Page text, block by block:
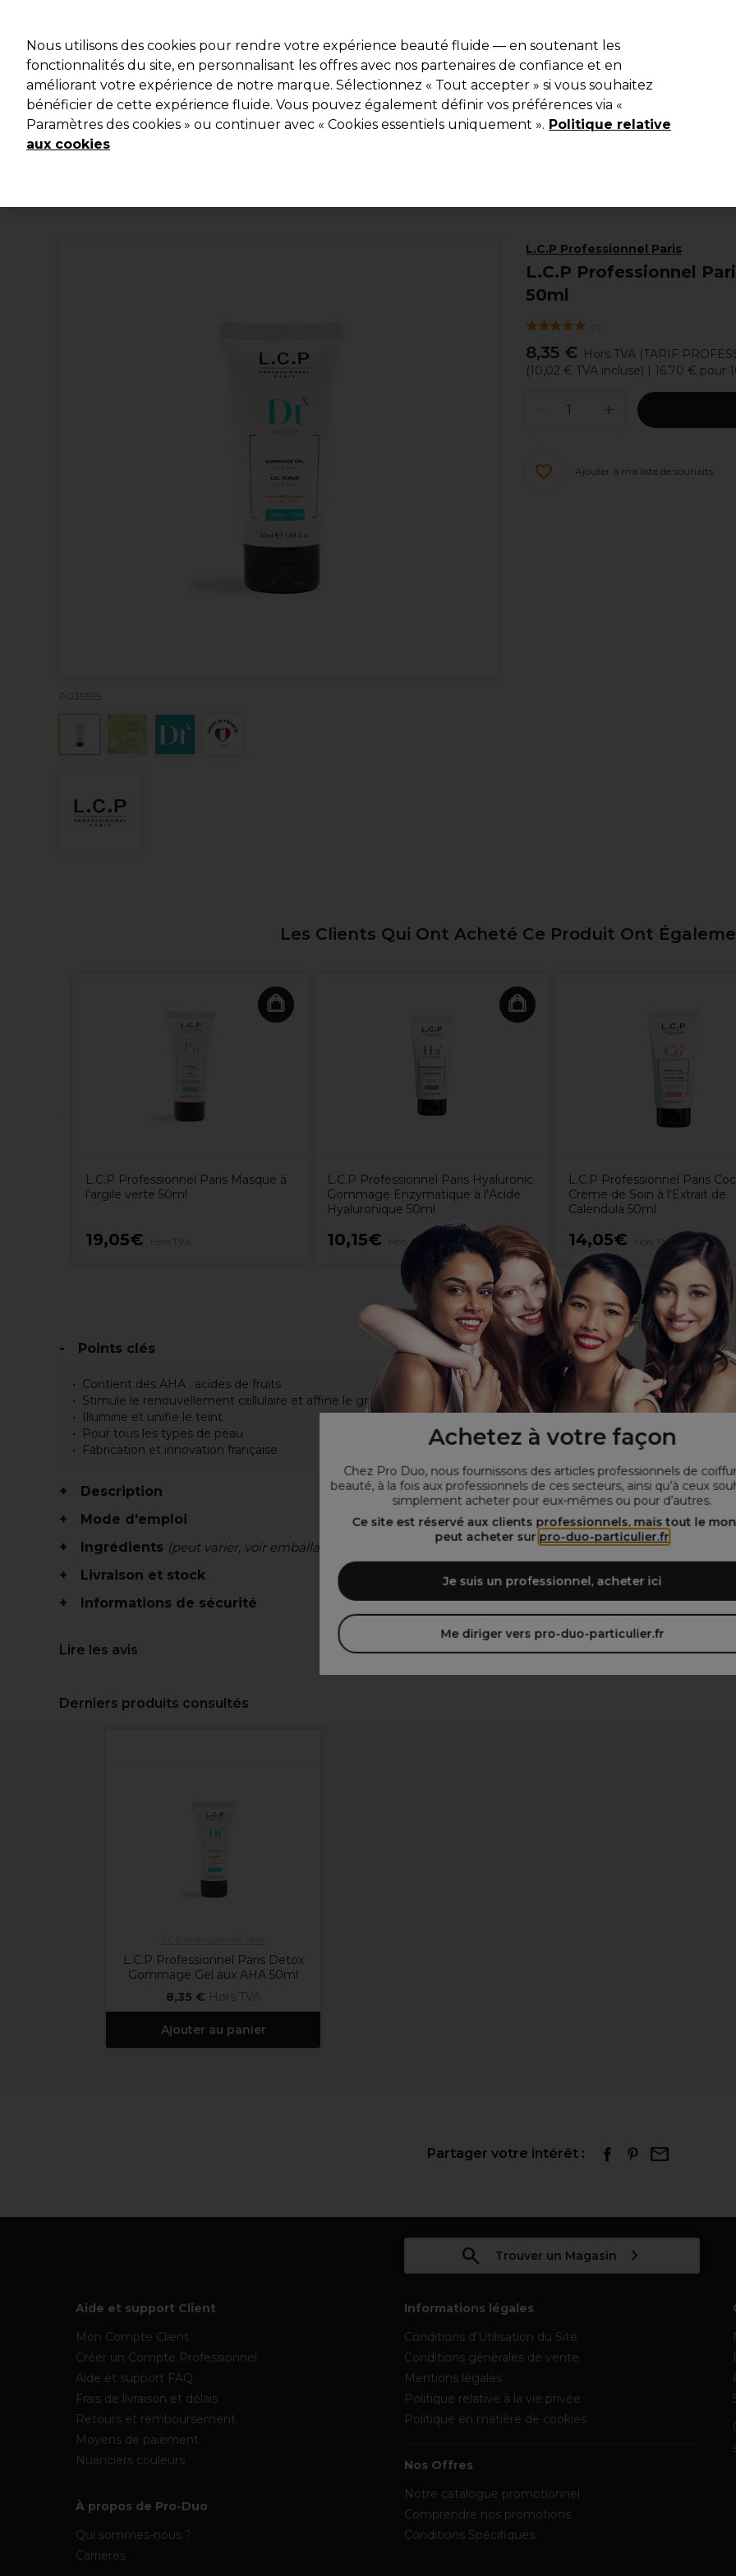
Achetez à votre façon
Chez Pro Duo, nous fournissons des articles professionnels de
beauté, à la fois aux professionnels de ces secteurs, ainsi qu’à ceux
simplement acheter pour eux-mêmes ou pour d’autres.
Ce site est réservé aux clients professionnels, mais tout le
peut acheter sur pro-duo-particulier.fr
Je suis un professionnel, acheter ici
Me diriger vers pro-duo-particulier.fr
Rechercher
Marques Bons plans Coiffure Electro et Matériel Equipement de salon Beauté Hommes Les
Livraison et délais
L.C.P Professionnel Paris
L.C.P Professionnel
50ml
(1)
8,35 € Hors TVA (TARIF
(10,02 € TVA incluse) | 16.70 € pour
P035695
Ajouter à ma liste de souhaits
Les Clients Qui Ont Acheté Ce Produit Ont
L.C.P Professionnel Paris Masque à
l'argile verte 50ml
19,05€
L.C.P Professionnel Paris Hyaluronic
Gommage Enzymatique à l’Acide
Hyaluronique 50ml
10,15€ Hors TVA
L.C.P Professionnel Paris
Crème de Soin à l'Extrait de
Calendula 50ml
14,05€ Hors TVA
Points clés
Contient des AHA : acides de fruits
Stimule le renouvellement cellulaire et affine le grain de peau
Illumine et unifie le teint
Pour tous les types de peau
Fabrication et innovation française
Description
Mode d'emploi
Ingrédients (peut varier, voir emballage)
Livraison et stock
Informations de sécurité
Lire les avis
Derniers produits consultés
L.C.P Professionnel Paris Detox
Gommage Gel aux AHA 50ml
8,35 € Hors TVA
Ajouter au panier
Partager votre intérêt :
Trouver un Magasin
Aide et support Client
Mon Compte Client
Créer un Compte Professionnel
Aide et support FAQ
Frais de livraison et délais
Retours et remboursement
Moyens de paiement
Nuanciers couleurs
À propos de Pro-Duo
Qui sommes-nous ?
Carrières
Informations légales
Conditions d’Utilisation du Site
Conditions générales de vente
Mentions légales
Politique relative à la vie privée
Politique en matière de cookies
Nos Offres
Notre catalogue promotionnel
Comprendre nos promotions
Conditions Spécifiques
Nous utilisons des cookies pour rendre votre expérience beauté fluide — en soutenant les
fonctionnalités du site, en personnalisant les offres avec nos partenaires de confiance et en
améliorant votre expérience de notre marque. Sélectionnez « Tout accepter » si vous souhaitez
bénéficier de cette expérience fluide. Vous pouvez également définir vos préférences via «
Paramètres des cookies » ou continuer avec « Cookies essentiels uniquement ». Politique relative
aux cookies